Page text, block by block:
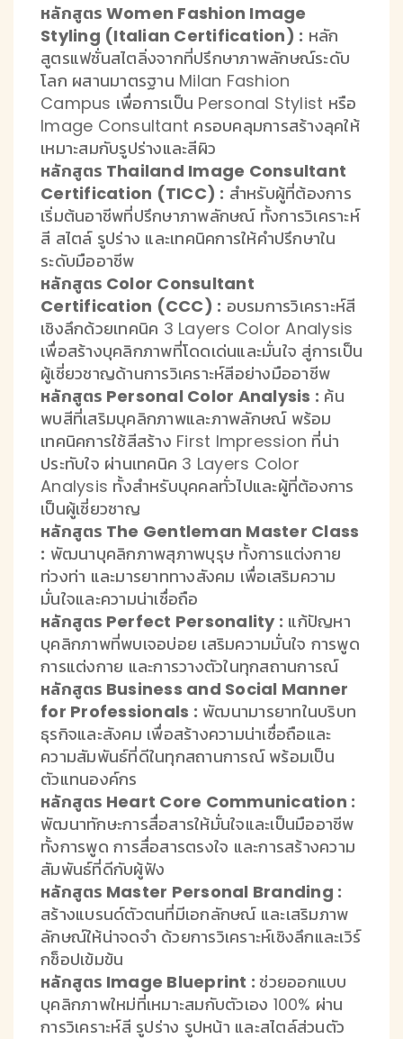
หลักสูตร Women Fashion Image
Styling (Italian Certification) : หลัก
สูตรแฟชั่นสไตลิ่งจากที่ปรึกษาภาพลักษณ์ระดับ
โลก ผสานมาตรฐาน Milan Fashion
Campus เพื่อการเป็น Personal Stylist หรือ
Image Consultant ครอบคลุมการสร้างลุคให้
เหมาะสมกับรูปร่างและสีผิว
หลักสูตร Thailand Image Consultant
Certification (TICC) : สำหรับผู้ที่ต้องการ
เริ่มต้นอาชีพที่ปรึกษาภาพลักษณ์ ทั้งการวิเคราะห์
สี สไตล์ รูปร่าง และเทคนิคการให้คำปรึกษาใน
ระดับมืออาชีพ
หลักสูตร Color Consultant
Certification (CCC) : อบรมการวิเคราะห์สี
เชิงลึกด้วยเทคนิค 3 Layers Color Analysis
เพื่อสร้างบุคลิกภาพที่โดดเด่นและมั่นใจ สู่การเป็น
ผู้เชี่ยวชาญด้านการวิเคราะห์สีอย่างมืออาชีพ
หลักสูตร Personal Color Analysis : ค้น
พบสีที่เสริมบุคลิกภาพและภาพลักษณ์ พร้อม
เทคนิคการใช้สีสร้าง First Impression ที่น่า
ประทับใจ ผ่านเทคนิค 3 Layers Color
Analysis ทั้งสำหรับบุคคลทั่วไปและผู้ที่ต้องการ
เป็นผู้เชี่ยวชาญ
หลักสูตร The Gentleman Master Class
: พัฒนาบุคลิกภาพสุภาพบุรุษ ทั้งการแต่งกาย
ท่วงท่า และมารยาททางสังคม เพื่อเสริมความ
มั่นใจและความน่าเชื่อถือ
หลักสูตร Perfect Personality : แก้ปัญหา
บุคลิกภาพที่พบเจอบ่อย เสริมความมั่นใจ การพูด
การแต่งกาย และการวางตัวในทุกสถานการณ์
หลักสูตร Business and Social Manner
for Professionals : พัฒนามารยาทในบริบท
ธุรกิจและสังคม เพื่อสร้างความน่าเชื่อถือและ
ความสัมพันธ์ที่ดีในทุกสถานการณ์ พร้อมเป็น
ตัวแทนองค์กร
หลักสูตร Heart Core Communication :
พัฒนาทักษะการสื่อสารให้มั่นใจและเป็นมืออาชีพ
ทั้งการพูด การสื่อสารตรงใจ และการสร้างความ
สัมพันธ์ที่ดีกับผู้ฟัง
หลักสูตร Master Personal Branding :
สร้างแบรนด์ตัวตนที่มีเอกลักษณ์ และเสริมภาพ
ลักษณ์ให้น่าจดจำ ด้วยการวิเคราะห์เชิงลึกและเวิร์
กช็อปเข้มข้น
หลักสูตร Image Blueprint : ช่วยออกแบบ
บุคลิกภาพใหม่ที่เหมาะสมกับตัวเอง 100% ผ่าน
การวิเคราะห์สี รูปร่าง รูปหน้า และสไตล์ส่วนตัว